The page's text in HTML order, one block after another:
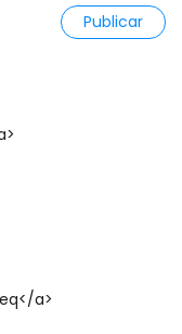
Publicar
a>